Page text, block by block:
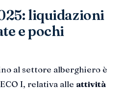
liquidazioni
e pochi
al settore alberghiero è
I, relativa alle attività